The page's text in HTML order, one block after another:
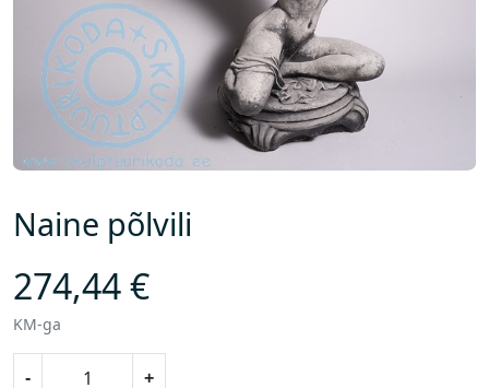
Naine põlvili
274,44€
KM-ga
- +